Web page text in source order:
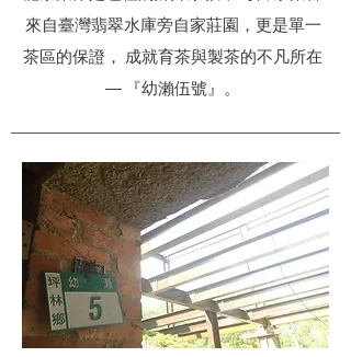
來自臺灣翡翠水庫旁自家莊園，更是單一
茶區的保證， 成就育茶與製茶的不凡所在
— 『幼瀨伍號』。